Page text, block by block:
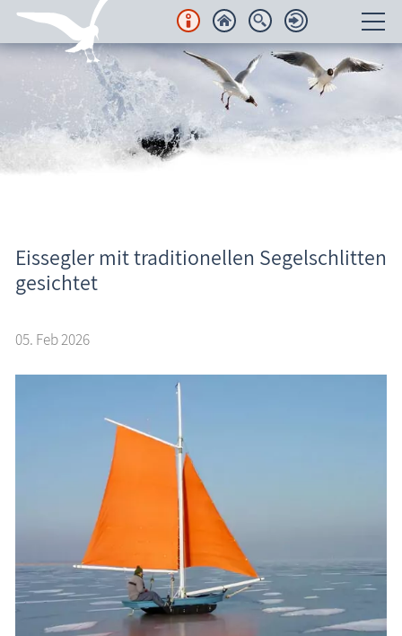
Unterkünfte
Regionales
Urlaubsorte
Freizeit
Wissenswertes
Veranstaltungen
Aktuelles
Fischland-Darß-Zingst.net: neu eingestellte Unterkünfte, neue Beiträge,
neue Bilderserien von traditionellen Festen
Eissegler mit traditionellen Segelschlitten
gesichtet
05. Feb 2026